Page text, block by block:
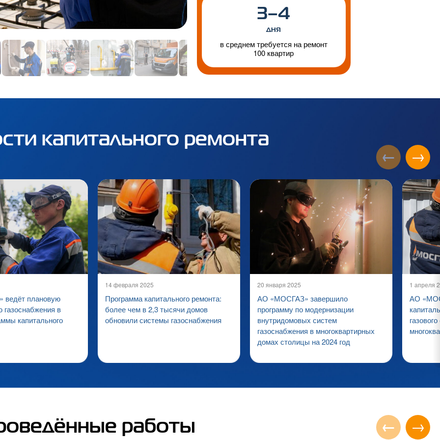
3–4
дня
в среднем требуется на ремонт
100 квартир
капитального ремонта
← →
плановую
в
капитального
14 февраля 2025
Программа капитального ремонта:
более чем в 2,3 тысячи домов
обновили системы газоснабжения
20 января 2025
АО «МОСГАЗ» завершило
программу по модернизации
внутридомовых систем
газоснабжения в многоквартирных
домах столицы на 2024 год
1 апреля
АО
работы ← →